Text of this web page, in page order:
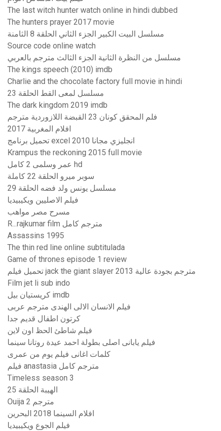
The last witch hunter watch online in hindi dubbed
The hunters prayer 2017 movie
مسلسل البيت الكبير الجزء الثاني الحلقة 8 الثامنة
Source code online watch
مسلسل من النظرة الثانية الجزء الثالث مترجم بالعربي
The kings speech (2010) imdb
Charlie and the chocolate factory full movie in hindi
مسلسل لمعى القط الحلقة 23
The dark kingdom 2019 imdb
فلم المحقق كونان 23 القبضة اللازوردية مترجم
افلام المغربية 2017
تحميل برنامج excel 2010 انجليزي مجانا
Krampus the reckoning 2015 full movie
عمر وسلمى 2 كامل hd
سوبر ميرو الحلقة 22 كاملة
مسلسل يونس ولد فضه الحلقة 29
فيلم الاصليين ويكيبيديا
مسرح مصر مواهب
R...rajkumar film مترجم كامل
Assassins 1995
The thin red line online subtitulada
Game of thrones episode 1 review
تحميل فيلم jack the giant slayer 2013 مترجم بجودة عالية
Film jet li sub indo
كريستيان بيل imdb
فيلم الانسان الالى الهندى مترجم عربى
كرتون اطفال قديم جدا
فيلم شاطئ الحظ اون لاين
فيلم يابانى اصلى بطولة احمد عيدة روتانا سينما
كلمات اغانى فيلم يوم من عمرى
فيلم anastasia مترجم كامل
Timeless season 3
الهيبة الحلقة 25
Ouija 2 مترجم
افلام السينما 2018 البحرين
فيلم الجوع ويكيبيديا